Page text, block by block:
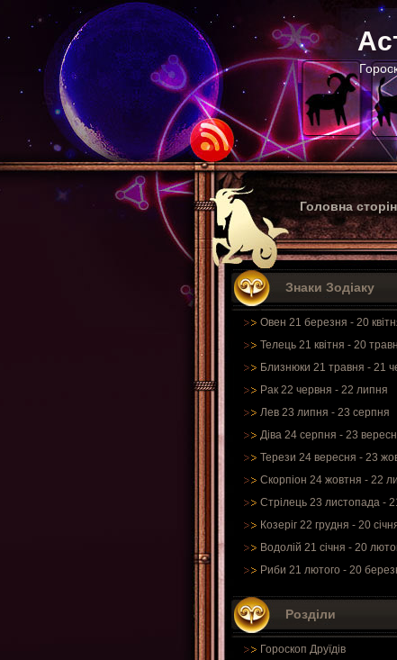
Головна
Знаки Зодіаку
Овен 21 березня - 20
Телець 21 квітня - 20
Близнюки 21 травня - 21
Рак 22 червня - 22 липня
Лев 23 липня - 23 серпня
Діва 24 серпня - 23
Терези 24 вересня - 23
Скорпіон 24 жовтня - 22
Стрілець 23 листопада -
Козеріг 22 грудня - 20
Водолій 21 січня - 20
Риби 21 лютого - 20
Розділи
Гороскоп Друїдів